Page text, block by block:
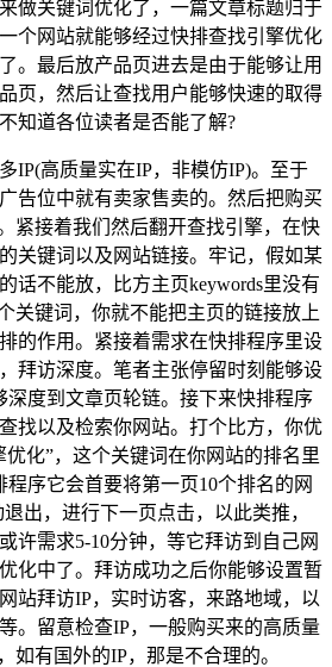
做关键词优化了，一篇文章标题归于
个网站就能够经过快排查找引擎优化
。最后放产品页进去是由于能够让用
页，然后让查找用户能够快速的取得
知道各位读者是否能了解?
IP(高质量实在IP，非模仿IP)。至于
告位中就有卖家售卖的。然后把购买
紧接着我们然后翻开查找引擎，在快
关键词以及网站链接。牢记，假如某
话不能放，比方主页keywords里没有
关键词，你就不能把主页的链接放上
的作用。紧接着需求在快排程序里设
拜访深度。笔者主张停留时刻能够设
深度到文章页轮链。接下来快排程序
找以及检索你网站。打个比方，你优
化”，这个关键词在你网站的排名里
程序它会首要将第一页10个排名的网
出，进行下一页点击，以此类推，
许需求5-10分钟，等它拜访到自己网
化中了。拜访成功之后你能够设置暂
站拜访IP，实时访客，来路地域，以
。留意检查IP，一般购买来的高质量
如有国外的IP，那是不合理的。